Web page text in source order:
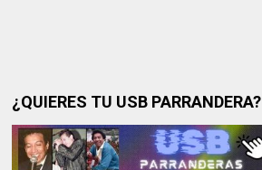
¿QUIERES TU USB PARRANDERA?